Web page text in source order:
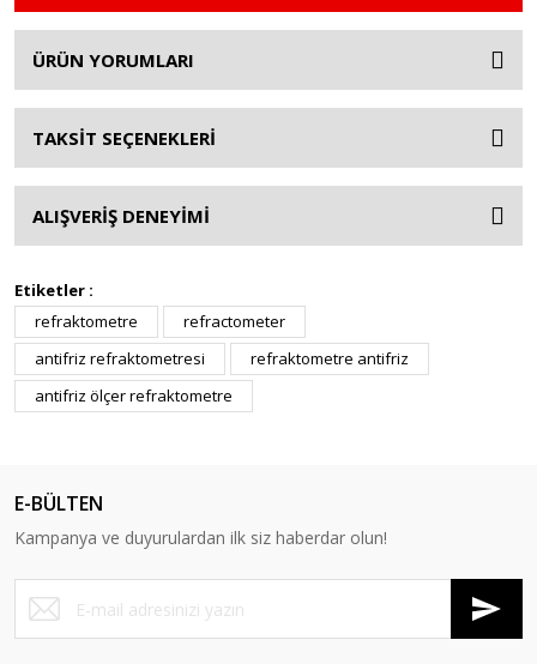
ÜRÜN YORUMLARI
TAKSİT SEÇENEKLERİ
ALIŞVERİŞ DENEYİMİ
Etiketler :
refraktometre
refractometer
antifriz refraktometresi
refraktometre antifriz
antifriz ölçer refraktometre
E-BÜLTEN
Kampanya ve duyurulardan ilk siz haberdar olun!